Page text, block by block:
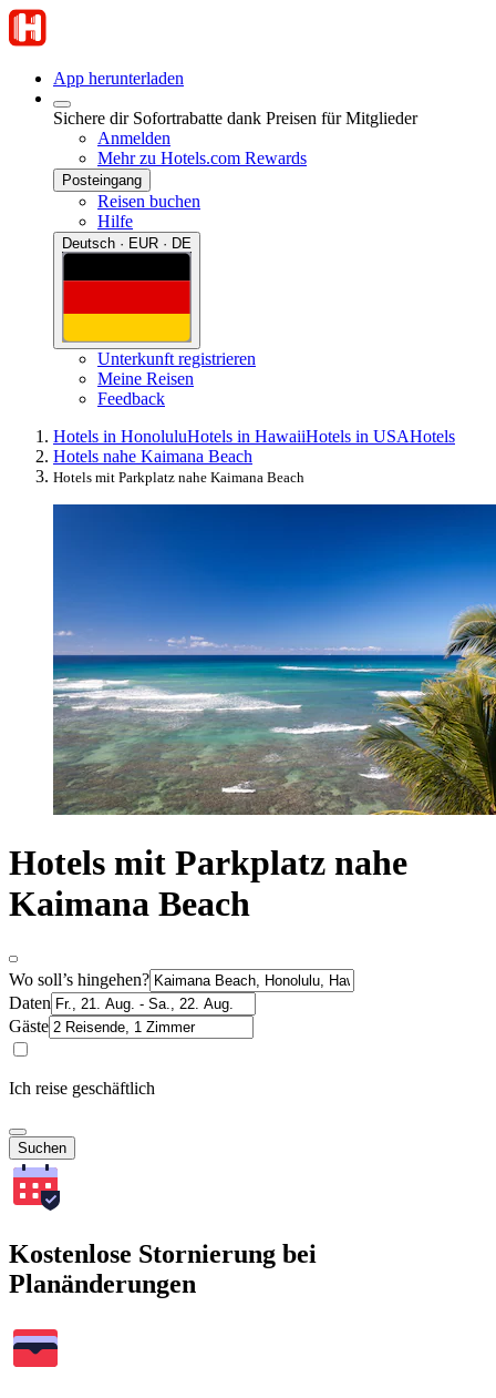
App herunterladen
Sichere dir Sofortrabatte dank Preisen für Mitglieder
Anmelden
Mehr zu Hotels.com Rewards
Posteingang
Reisen buchen
Hilfe
Deutsch · EUR · DE
Unterkunft registrieren
Meine Reisen
Feedback
Hotels in HonoluluHotels in HawaiiHotels in USAHotels
Hotels nahe Kaimana Beach
Hotels mit Parkplatz nahe Kaimana Beach
Hotels mit Parkplatz nahe
Kaimana Beach
Wo soll’s hingehen?
Daten
Gäste
Ich reise geschäftlich
Suchen
Kostenlose Stornierung bei
Planänderungen